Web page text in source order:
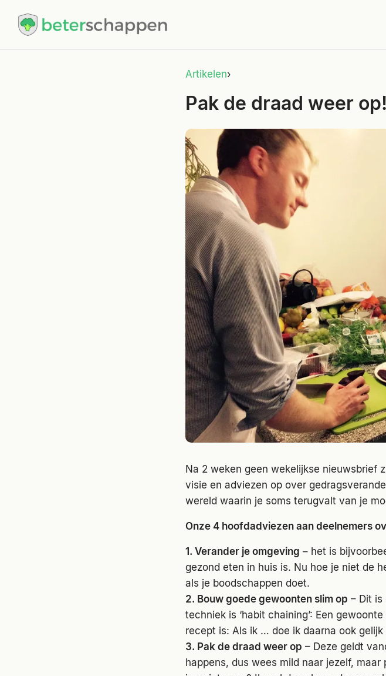
Artikelen›
Pak de draad weer op!
Na 2 weken geen wekelijkse nieuwsbrief
visie en adviezen op over
wereld waarin je soms terugvalt van je
Onze 4 hoofdadviezen aan deelnemers
1. Verander je omgeving – het is
gezond eten in huis is. Nu hoe je niet de
als je boodschappen doet.
2. Bouw goede gewoonten slim op – Dit is
techniek is ‘habit chaining’: Een
recept is: Als ik … doe ik daarna ook
3. Pak de draad weer op – Deze geldt
happens, dus wees mild naar jezelf,